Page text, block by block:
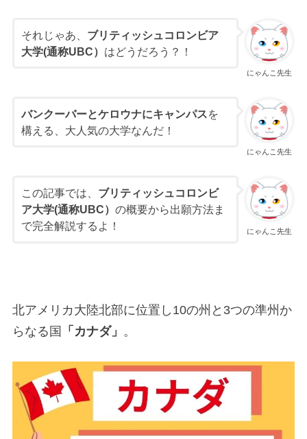
にゃんこ先生
それじゃあ、 ブリティッシュコロンビア
大学(通称UBC） はどうだろう？！
にゃんこ先生
バンクーバーとケロウナにキャンパスを
構える、大人気の大学なんだ！
にゃんこ先生
この記事では、 ブリティッシュコロンビ
ア大学(通称UBC）の概要から出願方法ま
で完全解説するよ！
北アメリカ大陸北部に位置し10の州と3つの準州か
らなる国
「カナダ」 。